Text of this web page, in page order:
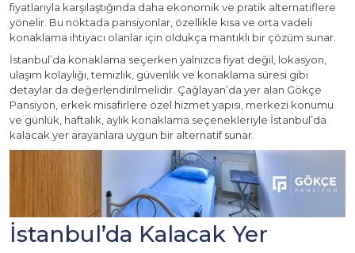
fiyatlarıyla karşılaştığında daha ekonomik ve pratik alternatiflere
yönelir. Bu noktada pansiyonlar, özellikle kısa ve orta vadeli
konaklama ihtiyacı olanlar için oldukça mantıklı bir çözüm sunar.
İstanbul’da konaklama seçerken yalnızca fiyat değil, lokasyon,
ulaşım kolaylığı, temizlik, güvenlik ve konaklama süresi gibi
detaylar da değerlendirilmelidir. Çağlayan’da yer alan Gökçe
Pansiyon, erkek misafirlere özel hizmet yapısı, merkezi konumu
ve günlük, haftalık, aylık konaklama seçenekleriyle İstanbul’da
kalacak yer arayanlara uygun bir alternatif sunar.
İstanbul’da Kalacak Yer